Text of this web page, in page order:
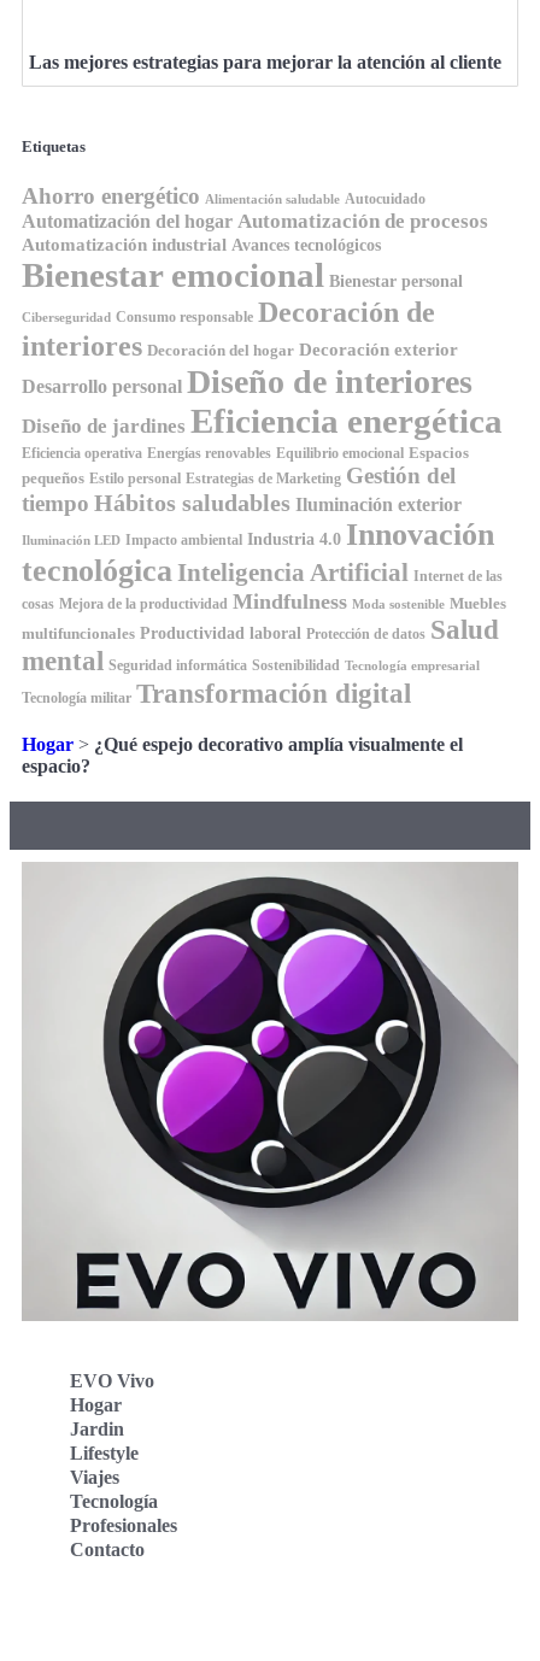
Las mejores estrategias para mejorar la atención al cliente
Etiquetas
Ahorro energético Alimentación saludable Autocuidado
Automatización del hogar Automatización de procesos
Automatización industrial Avances tecnológicos
Bienestar emocional Bienestar personal
Ciberseguridad Consumo responsable Decoración de
interiores Decoración del hogar Decoración exterior
Desarrollo personal Diseño de interiores
Diseño de jardines Eficiencia energética
Eficiencia operativa Energías renovables Equilibrio emocional Espacios
pequeños Estilo personal Estrategias de Marketing Gestión del
tiempo Hábitos saludables Iluminación exterior
Iluminación LED Impacto ambiental Industria 4.0 Innovación
tecnológica Inteligencia Artificial Internet de las
cosas Mejora de la productividad Mindfulness Moda sostenible Muebles
multifuncionales Productividad laboral Protección de datos Salud
mental Seguridad informática Sostenibilidad Tecnología empresarial
Tecnología militar Transformación digital
Hogar > ¿Qué espejo decorativo amplía visualmente el
espacio?
EVO Vivo
Hogar
Jardin
Lifestyle
Viajes
Tecnología
Profesionales
Contacto